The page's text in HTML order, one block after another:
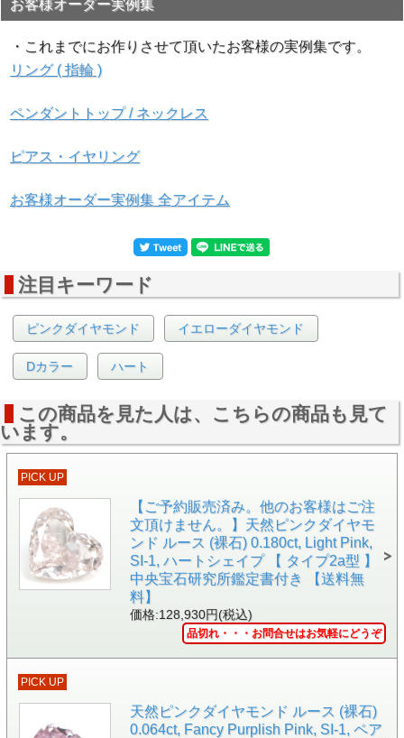
▲アーガイルレーザー刻印画像 アーガイル鉱山産出という
ハート下部の先端部の左側のガードル部分に刻印されていま
す。
アーガイルのシンボルである「A」が二つ重なったようなマ
ークとその右に「96009」と刻印されています。
お客様オーダー実例集
・これまでにお作りさせて頂いたお客様の実例集です。
リング ( 指輪 )
ペンダントトップ / ネックレス
ピアス・イヤリング
お客様オーダー実例集 全アイテム
注目キーワード
ピンクダイヤモンド イエローダイヤモンド
Dカラー ハート
この商品を見た人は、こちらの商品も見て
います。
PICK UP
【ご予約販売済み。他のお客様はご注
文頂けません。】天然ピンクダイヤモ
ンド ルース (裸石) 0.180ct, Light Pink,
SI-1, ハートシェイプ 【 タイプ2a型 】
中央宝石研究所鑑定書付き 【送料無
料】
価格:128,930円(税込)
品切れ・・・お問合せはお気軽にどうぞ
PICK UP
天然ピンクダイヤモンド ルース (裸石)
0.064ct, Fancy Purplish Pink, SI-1, ペア